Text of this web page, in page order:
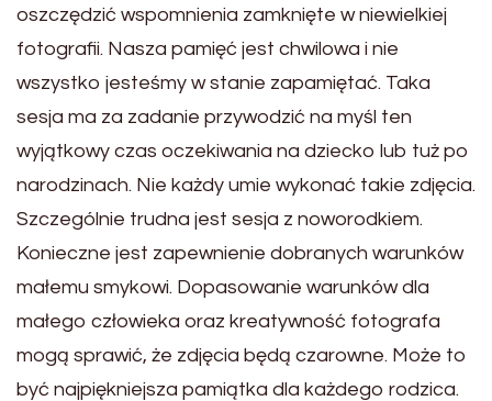
oszczędzić wspomnienia zamknięte w niewielkiej
fotografii. Nasza pamięć jest chwilowa i nie
wszystko jesteśmy w stanie zapamiętać. Taka
sesja ma za zadanie przywodzić na myśl ten
wyjątkowy czas oczekiwania na dziecko lub tuż po
narodzinach. Nie każdy umie wykonać takie zdjęcia.
Szczególnie trudna jest sesja z noworodkiem.
Konieczne jest zapewnienie dobranych warunków
małemu smykowi. Dopasowanie warunków dla
małego człowieka oraz kreatywność fotografa
mogą sprawić, że zdjęcia będą czarowne. Może to
być najpiękniejsza pamiątka dla każdego rodzica.